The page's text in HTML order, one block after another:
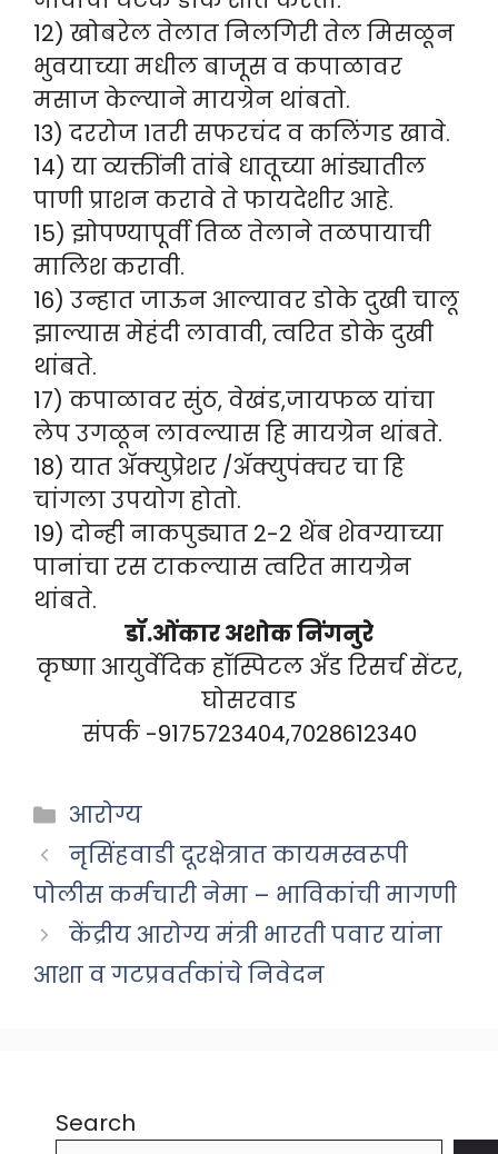
12) खोबरेल तेलात निलगिरी तेल मिसळून
भुवयाच्या मधील बाजूस व कपाळावर
मसाज केल्याने मायग्रेन थांबतो.
13) दररोज 1तरी सफरचंद व कलिंगड खावे.
14) या व्यक्तींनी तांबे धातूच्या भांड्यातील
पाणी प्राशन करावे ते फायदेशीर आहे.
15) झोपण्यापूर्वी तिळ तेलाने तळपायाची
मालिश करावी.
16) उन्हात जाऊन आल्यावर डोके दुखी चालू
झाल्यास मेहंदी लावावी, त्वरित डोके दुखी
थांबते.
17) कपाळावर सुंठ, वेखंड,जायफळ यांचा
लेप उगळून लावल्यास हि मायग्रेन थांबते.
18) यात ॲक्युप्रेशर /ॲक्युपंक्चर चा हि
चांगला उपयोग होतो.
19) दोन्ही नाकपुड्यात 2-2 थेंब शेवग्याच्या
पानांचा रस टाकल्यास त्वरित मायग्रेन
थांबते.
डॉ.ओंकार अशोक निंगनुरे
कृष्णा आयुर्वेदिक हॉस्पिटल अँड रिसर्च सेंटर,
घोसरवाड
संपर्क -9175723404,7028612340
Categories
आरोग्य
नृसिंहवाडी दूरक्षेत्रात कायमस्वरूपी
पोलीस कर्मचारी नेमा – भाविकांची मागणी
केंद्रीय आरोग्य मंत्री भारती पवार यांना
आशा व गटप्रवर्तकांचे निवेदन
Search